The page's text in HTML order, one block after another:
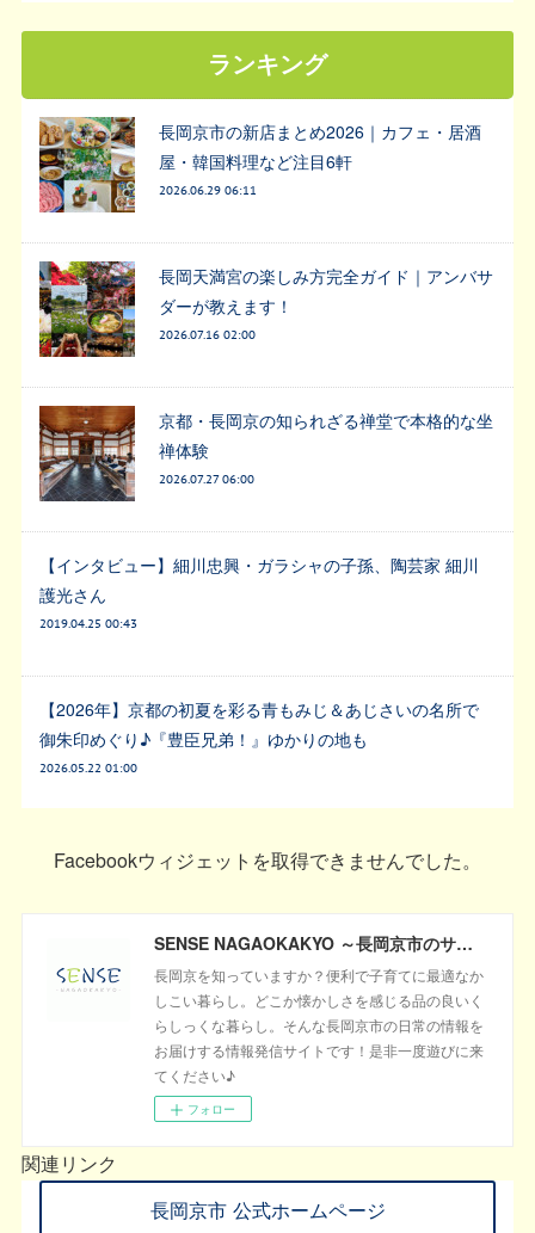
ランキング
長岡京市の新店まとめ2026｜カフェ・居酒
屋・韓国料理など注目6軒
2026.06.29 06:11
長岡天満宮の楽しみ方完全ガイド｜アンバサ
ダーが教えます！
2026.07.16 02:00
京都・長岡京の知られざる禅堂で本格的な坐
禅体験
2026.07.27 06:00
【インタビュー】細川忠興・ガラシャの子孫、陶芸家 細川
護光さん
2019.04.25 00:43
【2026年】京都の初夏を彩る青もみじ＆あじさいの名所で
御朱印めぐり♪『豊臣兄弟！』ゆかりの地も
2026.05.22 01:00
Facebookウィジェットを取得できませんでした。
SENSE NAGAOKAKYO ～長岡京市のサブサイト～
長岡京を知っていますか？便利で子育てに最適なか
しこい暮らし。どこか懐かしさを感じる品の良いく
らしっくな暮らし。そんな長岡京市の日常の情報を
お届けする情報発信サイトです！是非一度遊びに来
てください♪
フォロー
関連リンク
長岡京市 公式ホームページ